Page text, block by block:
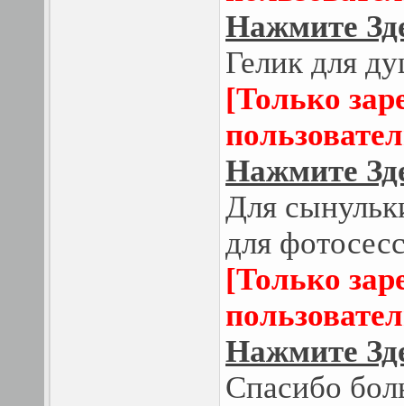
Нажмите
Гелик для
[Только
Нажмите
Для
для
[Только
Нажмите
Спасибо